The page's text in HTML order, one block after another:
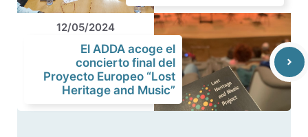
12/05/2024
El ADDA acoge el
concierto final del
Proyecto Europeo “Lost
Heritage and Music”